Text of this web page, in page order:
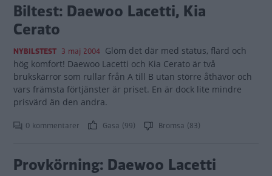
Biltest: Daewoo Lacetti, Kia
Cerato
NYBILSTEST 3 maj 2004 Glöm det där med status, flärd och
hög komfort! Daewoo Lacetti och Kia Cerato är två
brukskärror som rullar från A till B utan större åthävor och
vars främsta förtjänster är priset. En är dock lite mindre
prisvärd än den andra.
0 kommentarer Gasa (99) Bromsa (83)
Provkörning: Daewoo Lacetti